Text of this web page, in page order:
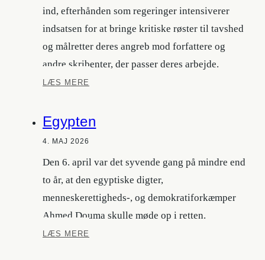
ind, efterhånden som regeringer intensiverer
indsatsen for at bringe kritiske røster til tavshed
og målretter deres angreb mod forfattere og
andre skribenter, der passer deres arbejde.
LÆS MERE
Egypten
4. MAJ 2026
Den 6. april var det syvende gang på mindre end
to år, at den egyptiske digter,
menneskerettigheds-, og demokratiforkæmper
Ahmed Douma skulle møde op i retten.
LÆS MERE